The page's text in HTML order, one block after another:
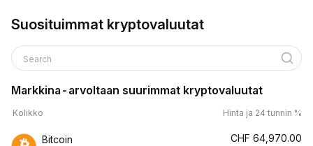
Suosituimmat kryptovaluutat
Search
Markkina-arvoltaan suurimmat kryptovaluutat
Kolikko Hinta ja 24 tunnin %
Bitcoin CHF 64,970.00